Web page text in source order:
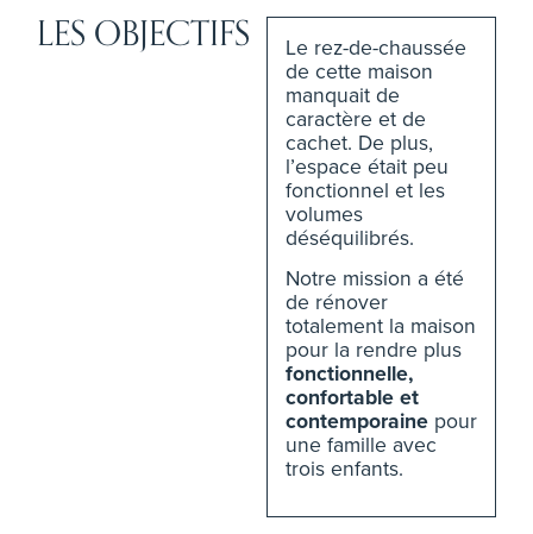
LES OBJECTIFS
Le rez-de-chaussée
de cette maison
manquait de
caractère et de
cachet. De plus,
l’espace était peu
fonctionnel et les
volumes
déséquilibrés.
Notre mission a été
de rénover
totalement la maison
pour la rendre plus
fonctionnelle,
confortable et
contemporainepour
une famille avec
trois enfants.